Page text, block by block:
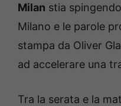
Milan stia
Milano e le parole
stampa da Oliver
ad accelerare una
Tra la serata e la